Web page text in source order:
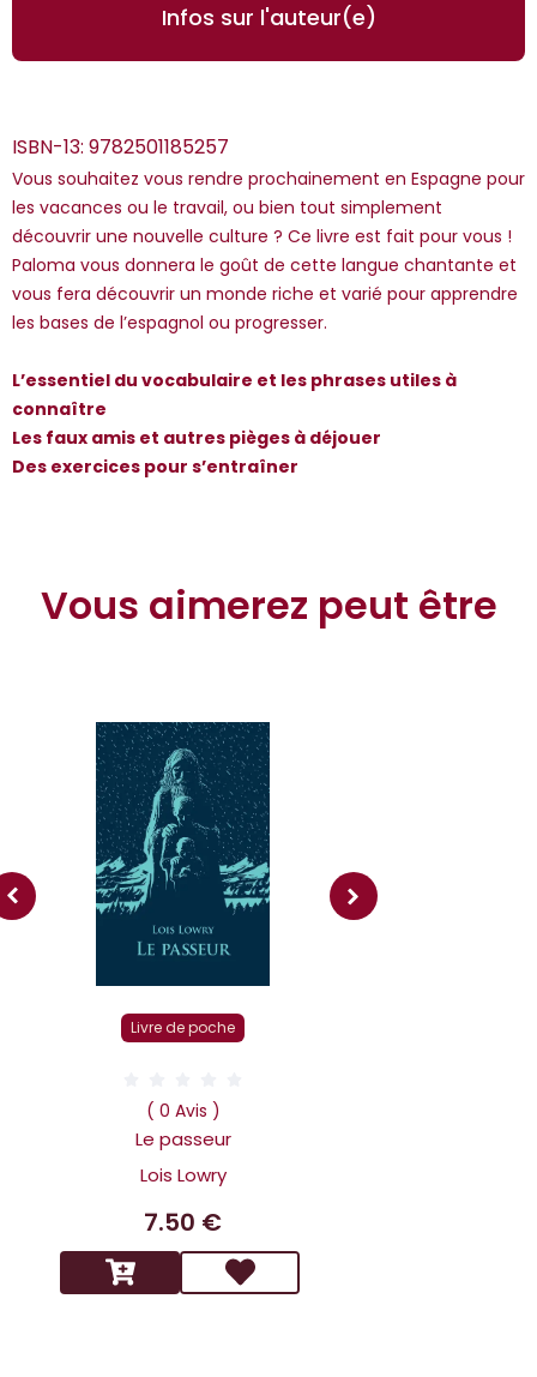
Infos sur l'auteur(e)
ISBN-13: 9782501185257
Vous souhaitez vous rendre prochainement en Espagne pour
les vacances ou le travail, ou bien tout simplement
découvrir une nouvelle culture ? Ce livre est fait pour vous !
Paloma vous donnera le goût de cette langue chantante et
vous fera découvrir un monde riche et varié pour apprendre
les bases de l’espagnol ou progresser.
L’essentiel du vocabulaire et les phrases utiles à
connaître
Les faux amis et autres pièges à déjouer
Des exercices pour s’entraîner
*Guests cannot publish reviews
Vous aimerez peut être
Livre de poche
( 0 Avis )
Le passeur
Lois Lowry
7.50 €